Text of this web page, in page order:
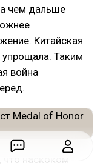
чем дальше
Китайская
упрощала. Таким
война
что наскоком